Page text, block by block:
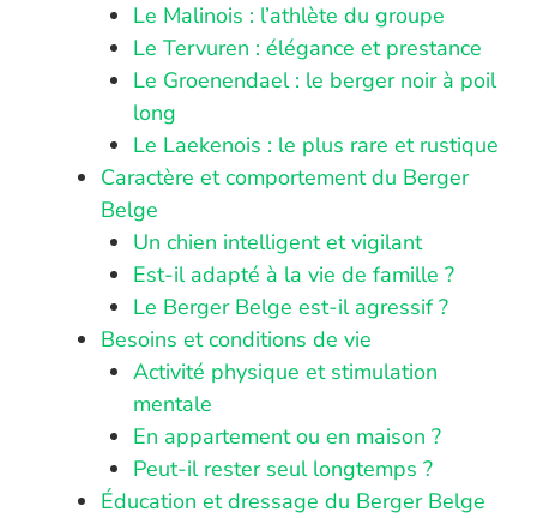
Le Malinois : l’athlète du groupe
Le Tervuren : élégance et prestance
Le Groenendael : le berger noir à poil
long
Le Laekenois : le plus rare et rustique
Caractère et comportement du Berger
Belge
Un chien intelligent et vigilant
Est-il adapté à la vie de famille ?
Le Berger Belge est-il agressif ?
Besoins et conditions de vie
Activité physique et stimulation
mentale
En appartement ou en maison ?
Peut-il rester seul longtemps ?
Éducation et dressage du Berger Belge